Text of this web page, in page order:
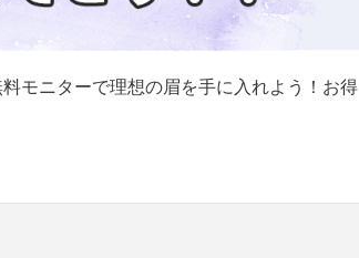
モニターで理想の眉を手に入れよう！お得